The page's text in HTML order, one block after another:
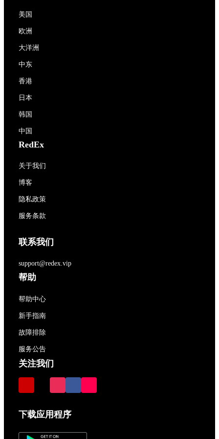
美国
欧洲
大洋洲
中东
香港
日本
韩国
中国
RedEx
关于我们
博客
隐私政策
服务条款
联系我们
support@redex.vip
帮助
帮助中心
新手指南
故障排除
服务公告
关注我们
下载应用程序